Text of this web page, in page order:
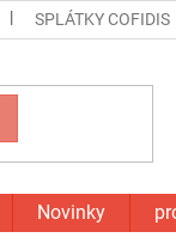
SPLÁTKY COFIDIS
Novinky